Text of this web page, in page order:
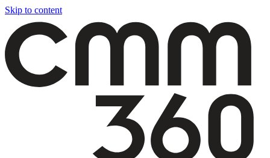
Skip to content